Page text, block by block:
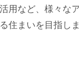
用など、様々な
住まいを目指しま